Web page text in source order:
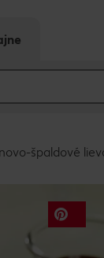
špaldové